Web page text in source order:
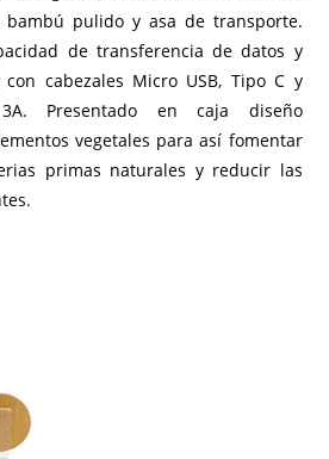
pulido y asa de transporte.
de transferencia de datos y
cabezales Micro USB, Tipo C y
Presentado en caja diseño
vegetales para así fomentar
primas naturales y reducir las